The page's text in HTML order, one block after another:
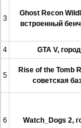
3
Ghost Recon
встроенный
4 GTA V, город
5
Rise of the Tomb
советская
6 Watch_Dogs 2,